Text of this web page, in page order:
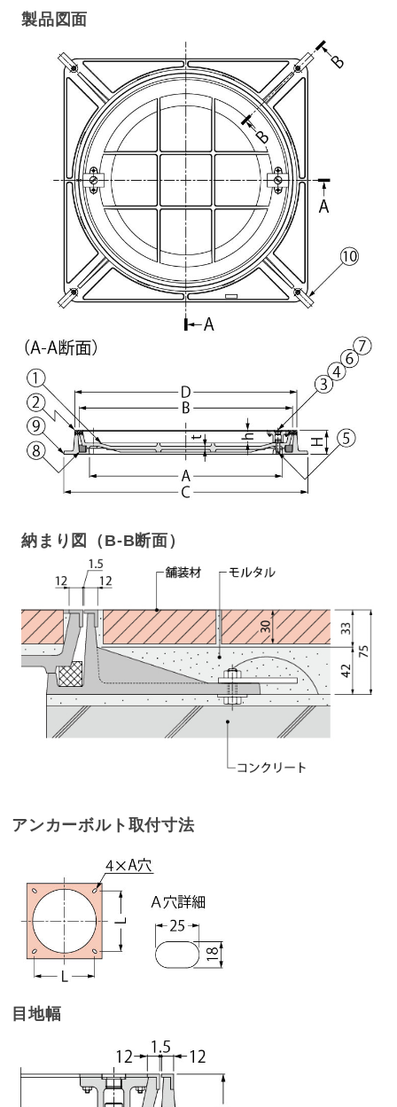
製品図面
納まり図（B-B断面）
アンカーボルト取付寸法
目地幅